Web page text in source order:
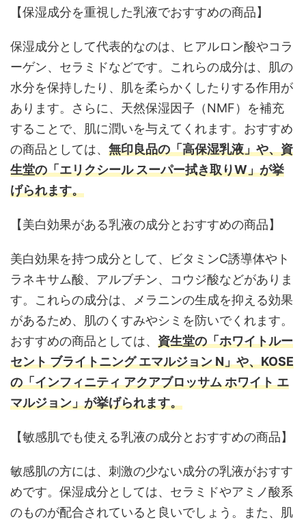
【保湿成分を重視した乳液でおすすめの商品】
保湿成分として代表的なのは、ヒアルロン酸やコラ
ーゲン、セラミドなどです。これらの成分は、肌の
水分を保持したり、肌を柔らかくしたりする作用が
あります。さらに、天然保湿因子（NMF）を補充
することで、肌に潤いを与えてくれます。おすすめ
の商品としては、 無印良品の「高保湿乳液」や、資
生堂の「エリクシール スーパー拭き取りW」が挙
げられます。
【美白効果がある乳液の成分とおすすめの商品】
美白効果を持つ成分として、ビタミンC誘導体やト
ラネキサム酸、アルブチン、コウジ酸などがありま
す。これらの成分は、メラニンの生成を抑える効果
があるため、肌のくすみやシミを防いでくれます。
おすすめの商品としては、 資生堂の「ホワイトルー
セント ブライトニング エマルジョン N」や、KOSE
の「インフィニティ アクアブロッサム ホワイト エ
マルジョン」が挙げられます。
【敏感肌でも使える乳液の成分とおすすめの商品】
敏感肌の方には、刺激の少ない成分の乳液がおすす
めです。保湿成分としては、セラミドやアミノ酸系
のものが配合されていると良いでしょう。また、肌